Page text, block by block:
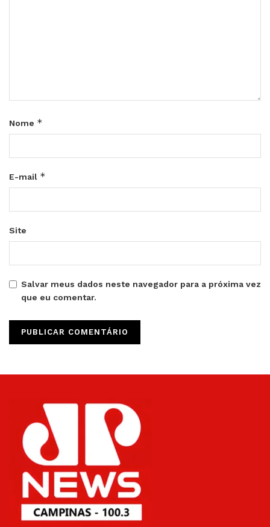
Nome *
E-mail *
Site
Salvar meus dados neste navegador para a próxima vez
que eu comentar.